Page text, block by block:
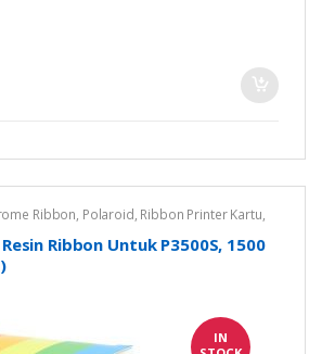
Ribbon, Polaroid, Ribbon Printer Kartu,
Ribbon Untuk P3500S, 1500
IN